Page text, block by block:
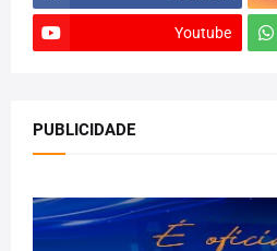
Youtube
PUBLICIDADE